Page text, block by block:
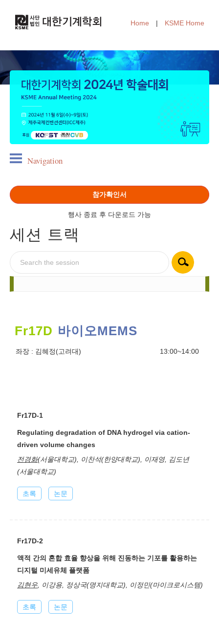
Home | KSME Home
Navigation
참가확인서
행사 종료 후 다운로드 가능
세션 트랙
Fr17D 바이오MEMS
좌장 : 김혜정(고려대) 13:00~14:00
Fr17D-1
Regulating degradation of DNA hydrogel via cation-
driven volume changes
전경화(서울대학교), 이찬석(한양대학교), 이재영, 김도년
(서울대학교)
초록 논문
Fr17D-2
액적 간의 혼합 효율 향상을 위해 진동하는 기포를 활용하는
디지털 미세유체 플랫폼
김현우 , 이강용, 정상국(명지대학교), 이정민(마이크로시스템)
초록 논문